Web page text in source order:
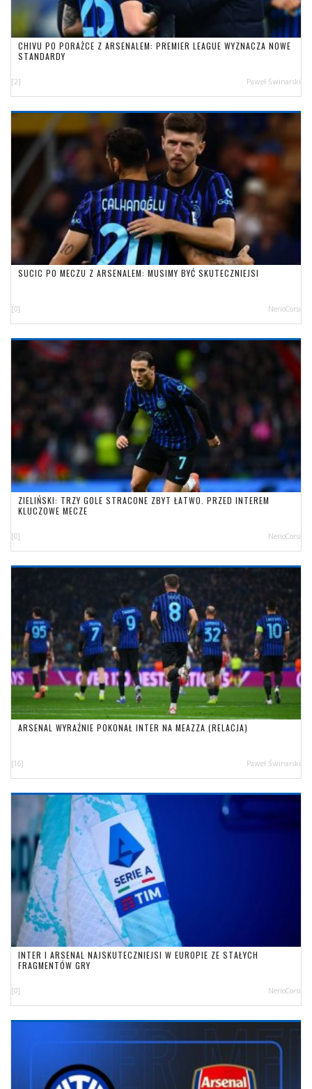
CHIVU PO PORAŻCE Z ARSENALEM: PREMIER LEAGUE WYZNACZA NOWE
STANDARDY
[2] Paweł Świnarski
SUCIC PO MECZU Z ARSENALEM: MUSIMY BYĆ SKUTECZNIEJSI
[0] NerioCorsi
ZIELIŃSKI: TRZY GOLE STRACONE ZBYT ŁATWO. PRZED INTEREM
KLUCZOWE MECZE
[0] NerioCorsi
ARSENAL WYRAŹNIE POKONAŁ INTER NA MEAZZA (RELACJA)
[16] Paweł Świnarski
INTER I ARSENAL NAJSKUTECZNIEJSI W EUROPIE ZE STAŁYCH
FRAGMENTÓW GRY
[0] NerioCorsi